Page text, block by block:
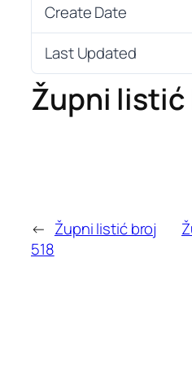
Create Date
Last Updated
Župni listić
← Župni listić broj
518